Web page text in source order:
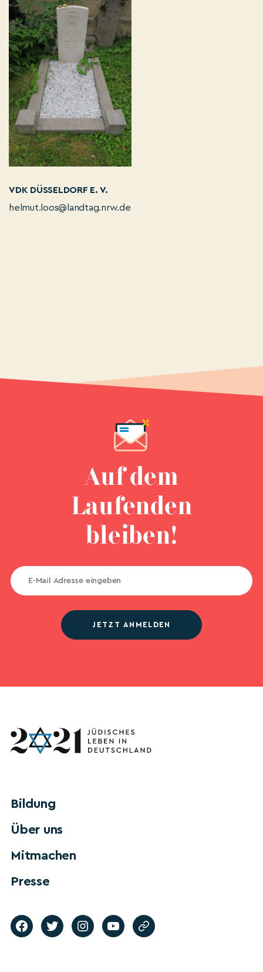
VDK DÜSSELDORF E. V.
helmut.loos@landtag.nrw.de
Auf dem
Laufenden
bleiben!
JETZT ANMELDEN
Bildung
Über uns
Mitmachen
Presse